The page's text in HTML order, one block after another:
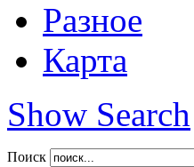
Разное
Карта
Show Search
Поиск